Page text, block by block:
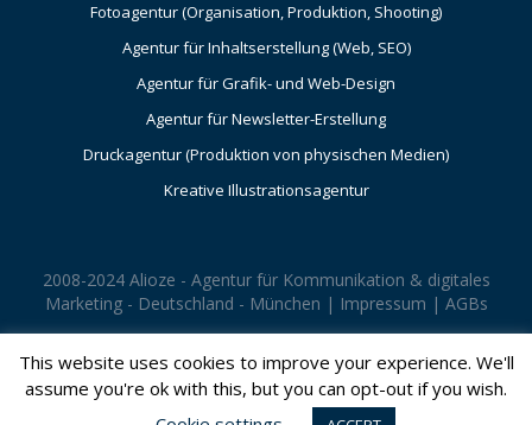
Fotoagentur (Organisation, Produktion, Shooting)
Agentur für Inhaltserstellung (Web, SEO)
Agentur für Grafik- und Web-Design
Agentur für Newsletter-Erstellung
Druckagentur (Produktion von physischen Medien)
Kreative Illustrationsagentur
2008-2024 Alioze - Agentur für Kommunikation & digitales
Marketing - Deutschland - München | Impressum | AGBs
This website uses cookies to improve your experience. We'll
assume you're ok with this, but you can opt-out if you wish.